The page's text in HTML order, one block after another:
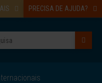
PRECISA DE AJUDA?